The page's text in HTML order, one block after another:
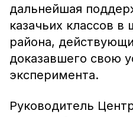
дальнейшая
казачьих классов в
района,
доказавшего свою
эксперимента.
Руководитель